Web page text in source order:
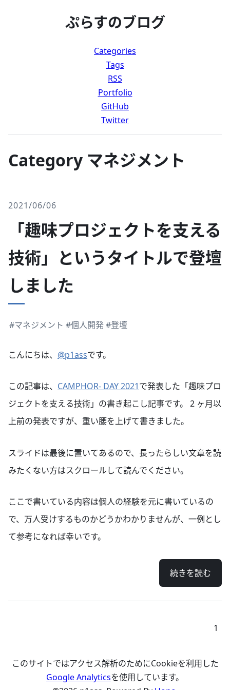
ぷらすのブログ
Categories
Tags
RSS
Portfolio
GitHub
Twitter
Category マネジメント
2021/06/06
「趣味プロジェクトを支える
技術」というタイトルで登壇
しました
#マネジメント #個人開発#登壇
こんにちは、 @p1assです。
この記事は、 CAMPHOR- DAY 2021で発表した「趣味プロ
ジェクトを支える技術」の書き起こし記事です。 2 ヶ月以
上前の発表ですが、重い腰を上げて書きました。
スライドは最後に置いてあるので、長ったらしい文章を読
みたくない方はスクロールして読んでください。
ここで書いている内容は個人の経験を元に書いているの
で、万人受けするものかどうかわかりませんが、一例とし
て参考になれば幸いです。
続きを読む
1
このサイトではアクセス解析のためにCookieを利用した
Google Analyticsを使用しています。